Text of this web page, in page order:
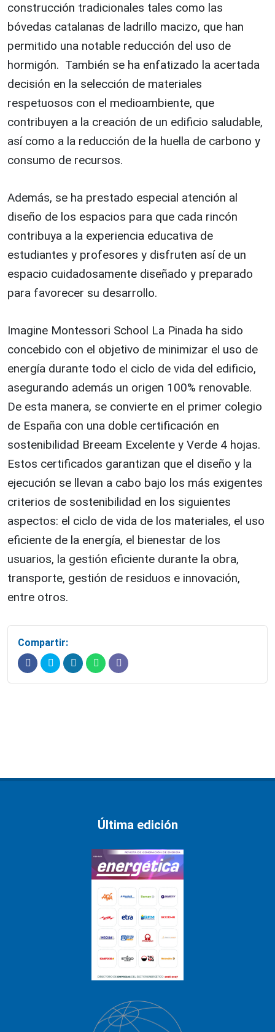
construcción tradicionales tales como las
bóvedas catalanas de ladrillo macizo, que han
permitido una notable reducción del uso de
hormigón. También se ha enfatizado la acertada
decisión en la selección de materiales
respetuosos con el medioambiente, que
contribuyen a la creación de un edificio saludable,
así como a la reducción de la huella de carbono y
consumo de recursos.
Además, se ha prestado especial atención al
diseño de los espacios para que cada rincón
contribuya a la experiencia educativa de
estudiantes y profesores y disfruten así de un
espacio cuidadosamente diseñado y preparado
para favorecer su desarrollo.
Imagine Montessori School La Pinada ha sido
concebido con el objetivo de minimizar el uso de
energía durante todo el ciclo de vida del edificio,
asegurando además un origen 100% renovable.
De esta manera, se convierte en el primer colegio
de España con una doble certificación en
sostenibilidad Breeam Excelente y Verde 4 hojas.
Estos certificados garantizan que el diseño y la
ejecución se llevan a cabo bajo los más exigentes
criterios de sostenibilidad en los siguientes
aspectos: el ciclo de vida de los materiales, el uso
eficiente de la energía, el bienestar de los
usuarios, la gestión eficiente durante la obra,
transporte, gestión de residuos e innovación,
entre otros.
Compartir:
Última edición